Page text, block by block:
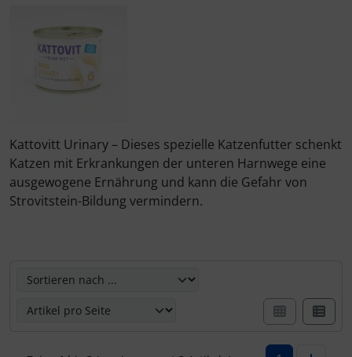
Kattovitt Urinary – Dieses spezielle Katzenfutter schenkt
Katzen mit Erkrankungen der unteren Harnwege eine
ausgewogene Ernährung und kann die Gefahr von
Strovitstein-Bildung vermindern.
Rinti Sensible
Rinti Singlefleisch
Ungezieferschutz am Tier